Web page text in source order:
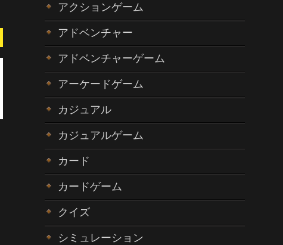
アクションゲーム
アドベンチャー
アドベンチャーゲーム
アーケードゲーム
カジュアル
カジュアルゲーム
カード
カードゲーム
クイズ
シミュレーション